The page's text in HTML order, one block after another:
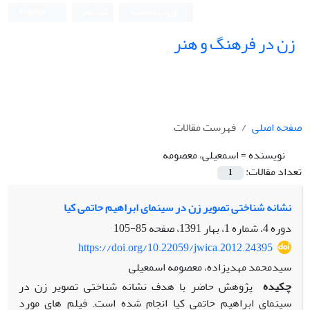
زن در فرهنگ و هنر
صفحه اصلی
فهرست مقالات
نویسنده =اسمعیلی، معصومه
تعداد مقالات:
1
نشانه شناختی تصویر زن در سینمای ابراهیم حاتمی کیا
دوره 4، شماره 1، بهار 1391، صفحه
85-105
https://doi.org/10.22059/jwica.2012.24395
سیدمحمد مهدیزاده، معصومه اسمعیلی
چکیده پژوهش حاضر با هدف نشانه شناختی تصویر زن در
سینمای ابراهیم حاتمی کیا انجام شده است. فیلم های مورد